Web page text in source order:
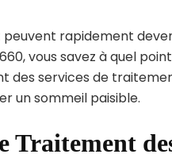
peuvent rapidement
vous savez à quel
des services de
un sommeil paisible.
Traitement